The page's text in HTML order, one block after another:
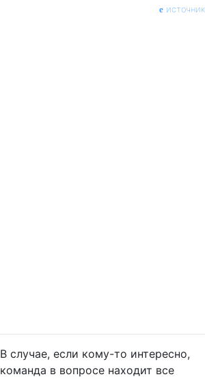
источник
В случае, если кому-то интересно,
команда в вопросе находит все